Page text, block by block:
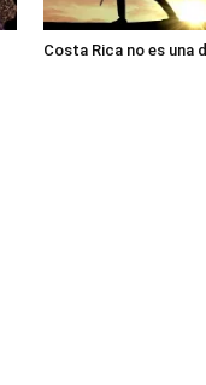
Costa Rica no es una